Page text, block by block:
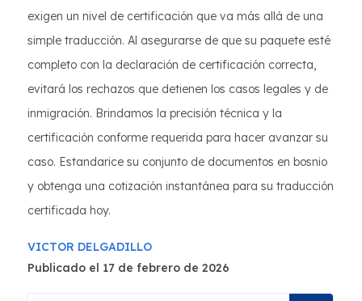
exigen un nivel de certificación que va más allá de una
simple traducción. Al asegurarse de que su paquete esté
completo con la declaración de certificación correcta,
evitará los rechazos que detienen los casos legales y de
inmigración. Brindamos la precisión técnica y la
certificación conforme requerida para hacer avanzar su
caso. Estandarice su conjunto de documentos en bosnio
y obtenga una cotización instantánea para su traducción
certificada hoy.
VICTOR DELGADILLO
Publicado el 17 de febrero de 2026